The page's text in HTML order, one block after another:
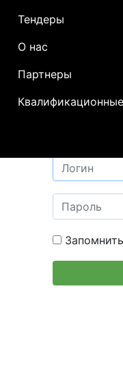
Тендеры
О нас
Партнеры